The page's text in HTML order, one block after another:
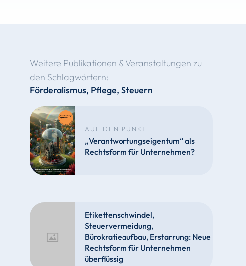
Weitere Publikationen & Veranstaltungen zu
den Schlagwörtern:
Förderalismus, Pflege, Steuern
AUF DEN PUNKT
„Verantwortungseigentum“ als
Rechtsform für Unternehmen?
Etikettenschwindel,
Steuervermeidung,
Bürokratieaufbau, Erstarrung: Neue
Rechtsform für Unternehmen
überflüssig